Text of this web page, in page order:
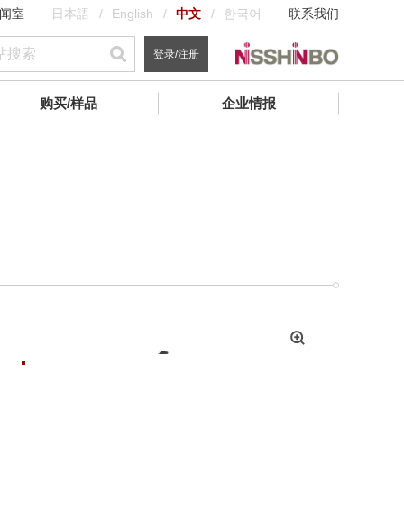
室 日本語 English 中文 한국어 联系我们
登录/注册
购买/样品 企业情报
拡